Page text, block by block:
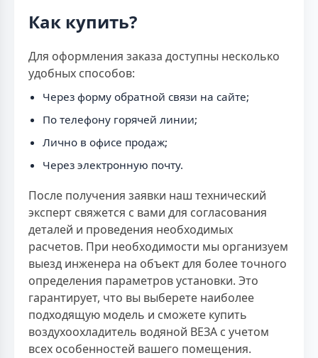
Как купить?
Для оформления заказа доступны несколько
удобных способов:
Через форму обратной связи на сайте;
По телефону горячей линии;
Лично в офисе продаж;
Через электронную почту.
После получения заявки наш технический
эксперт свяжется с вами для согласования
деталей и проведения необходимых
расчетов. При необходимости мы организуем
выезд инженера на объект для более точного
определения параметров установки. Это
гарантирует, что вы выберете наиболее
подходящую модель и сможете купить
воздухоохладитель водяной ВЕЗА с учетом
всех особенностей вашего помещения.